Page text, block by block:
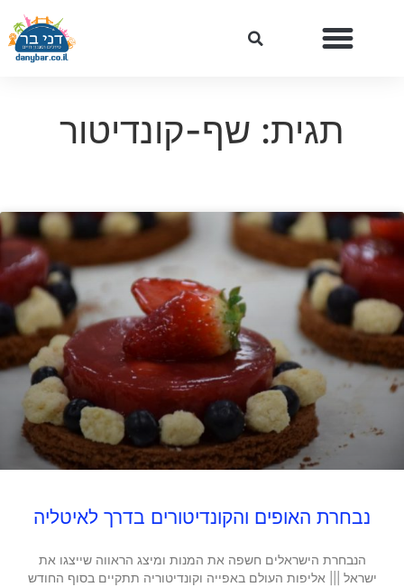
תגית: שף-קונדיטור
נבחרת האופים והקונדיטורים בדרך לאיטליה
הנבחרת הישראלים חשפה את המנות ומיצג הראווה שייצגו את
ישראל ||| אליפות העולם באפייה וקונדיטוריה תתקיים בסוף החודש